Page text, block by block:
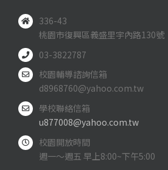
336-43
桃園市復興區義盛里宇內路130號
03-3822787
校園輔導諮詢信箱
d8968760@yahoo.com.tw
學校聯絡信箱
u877008@yahoo.com.tw
校園開放時間
週一～週五 早上8:00~下午5:00